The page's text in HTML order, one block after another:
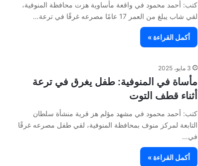
كتب: أحمد محمود في واقعة مأساوية هزت محافظة المنوفية،
لقي شاب يبلغ من العمر 17 عامًا مصرعه غرقًا في ترعة…
أكمل القراءة »
3 مايو، 2025
مأساة في المنوفية: طفل يغرق في ترعة
أثناء قطف التوت
كتب: أحمد محمود في مشهد مؤلم هز قرية منشأة سلطان
التابعة لمركز منوف بمحافظة المنوفية، لقي طفل مصرعه غرقًا
في…
أكمل القراءة »